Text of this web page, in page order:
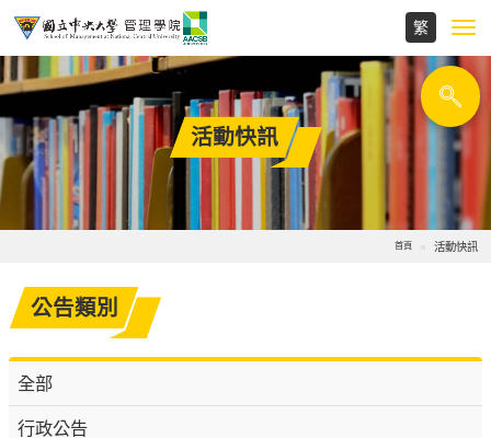
活動快訊
首頁 活動快訊
公告類別
全部
行政公告